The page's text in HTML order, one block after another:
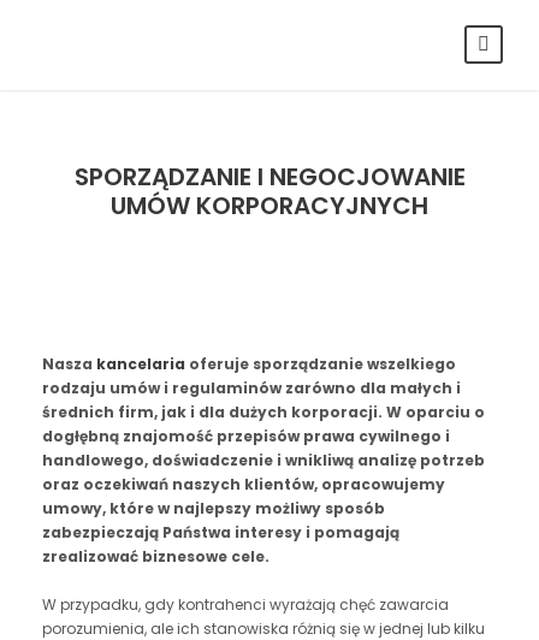
SPORZĄDZANIE I NEGOCJOWANIE
UMÓW KORPORACYJNYCH
Nasza kancelaria oferuje sporządzanie wszelkiego
rodzaju umów i regulaminów zarówno dla małych i
średnich firm, jak i dla dużych korporacji. W oparciu o
dogłębną znajomość przepisów prawa cywilnego i
handlowego, doświadczenie i wnikliwą analizę potrzeb
oraz oczekiwań naszych klientów, opracowujemy
umowy, które w najlepszy możliwy sposób
zabezpieczają Państwa interesy i pomagają
zrealizować biznesowe cele.
W przypadku, gdy kontrahenci wyrażają chęć zawarcia
porozumienia, ale ich stanowiska różnią się w jednej lub kilku